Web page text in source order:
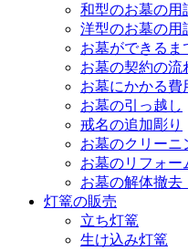
和型のお墓の用
洋型のお墓の用
お墓ができるま
お墓の契約の流
お墓にかかる費
お墓の引っ越し
戒名の追加彫り
お墓のクリーニ
お墓のリフォー
お墓の解体撤去
灯篭の販売
立ち灯篭
生け込み灯篭